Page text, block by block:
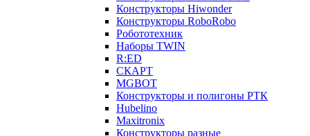
Конструкторы Hiwonder
Конструкторы RoboRobo
Робототехник
Наборы TWIN
R:ED
СКАРТ
MGBOT
Конструкторы и полигоны РТК
Hubelino
Maxitronix
Конструкторы разные